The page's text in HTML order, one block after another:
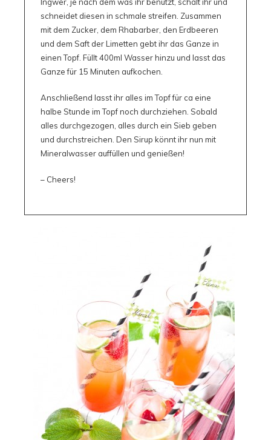
schneidet diesen in schmale streifen. Zusammen
mit dem Zucker, dem Rhabarber, den Erdbeeren
und dem Saft der Limetten gebt ihr das Ganze in
einen Topf. Füllt 400ml Wasser hinzu und lasst das
Ganze für 15 Minuten aufkochen.
Anschließend lasst ihr alles im Topf für ca eine
halbe Stunde im Topf noch durchziehen. Sobald
alles durchgezogen, alles durch ein Sieb geben
und durchstreichen. Den Sirup könnt ihr nun mit
Mineralwasser auffüllen und genießen!
– Cheers!